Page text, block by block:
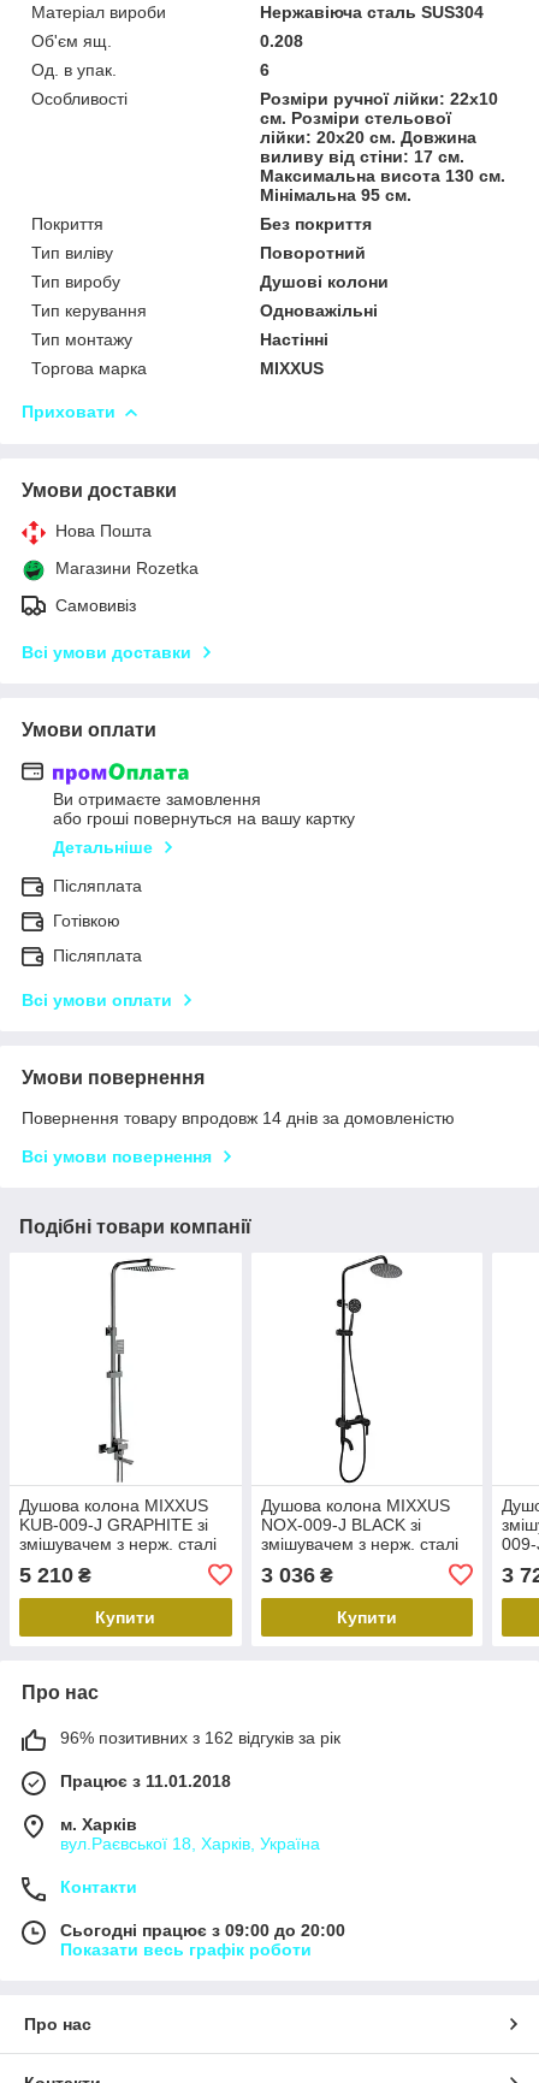
Матеріал вироби
Нержавіюча сталь SUS304
Об'єм ящ.
0.208
Од. в упак.
6
Особливості
Розміри ручної лійки: 22х10
см. Розміри стельової
лійки: 20х20 см. Довжина
виливу від стіни: 17 см.
Максимальна висота 130 см.
Мінімальна 95 см.
Покриття
Без покриття
Тип виліву
Поворотний
Тип виробу
Душові колони
Тип керування
Одноважільні
Тип монтажу
Настінні
Торгова марка
MIXXUS
Приховати
Умови доставки
Нова Пошта
Магазини Rozetka
Самовивіз
Всі умови доставки
Умови оплати
Ви отримаєте замовлення
або гроші повернуться на вашу картку
Детальніше
Післяплата
Готівкою
Післяплата
Всі умови оплати
Умови повернення
Повернення товару впродовж 14 днів за домовленістю
Всі умови повернення
Подібні товари компанії
Душова колона MIXXUS
KUB-009-J GRAPHITE зі
змішувачем з нерж. сталі
(MI6845)
5 210 ₴
Купити
Душова колона MIXXUS
NOX-009-J BLACK зі
змішувачем з нерж. сталі
(MI5751)
3 036₴
Купити
009-
3
Про нас
96% позитивних з 162 відгуків за рік
Працює з 11.01.2018
м. Харків
вул.Раєвської 18, Харків, Україна
Контакти
Сьогодні працює з 09:00 до 20:00
Показати весь графік роботи
Про нас